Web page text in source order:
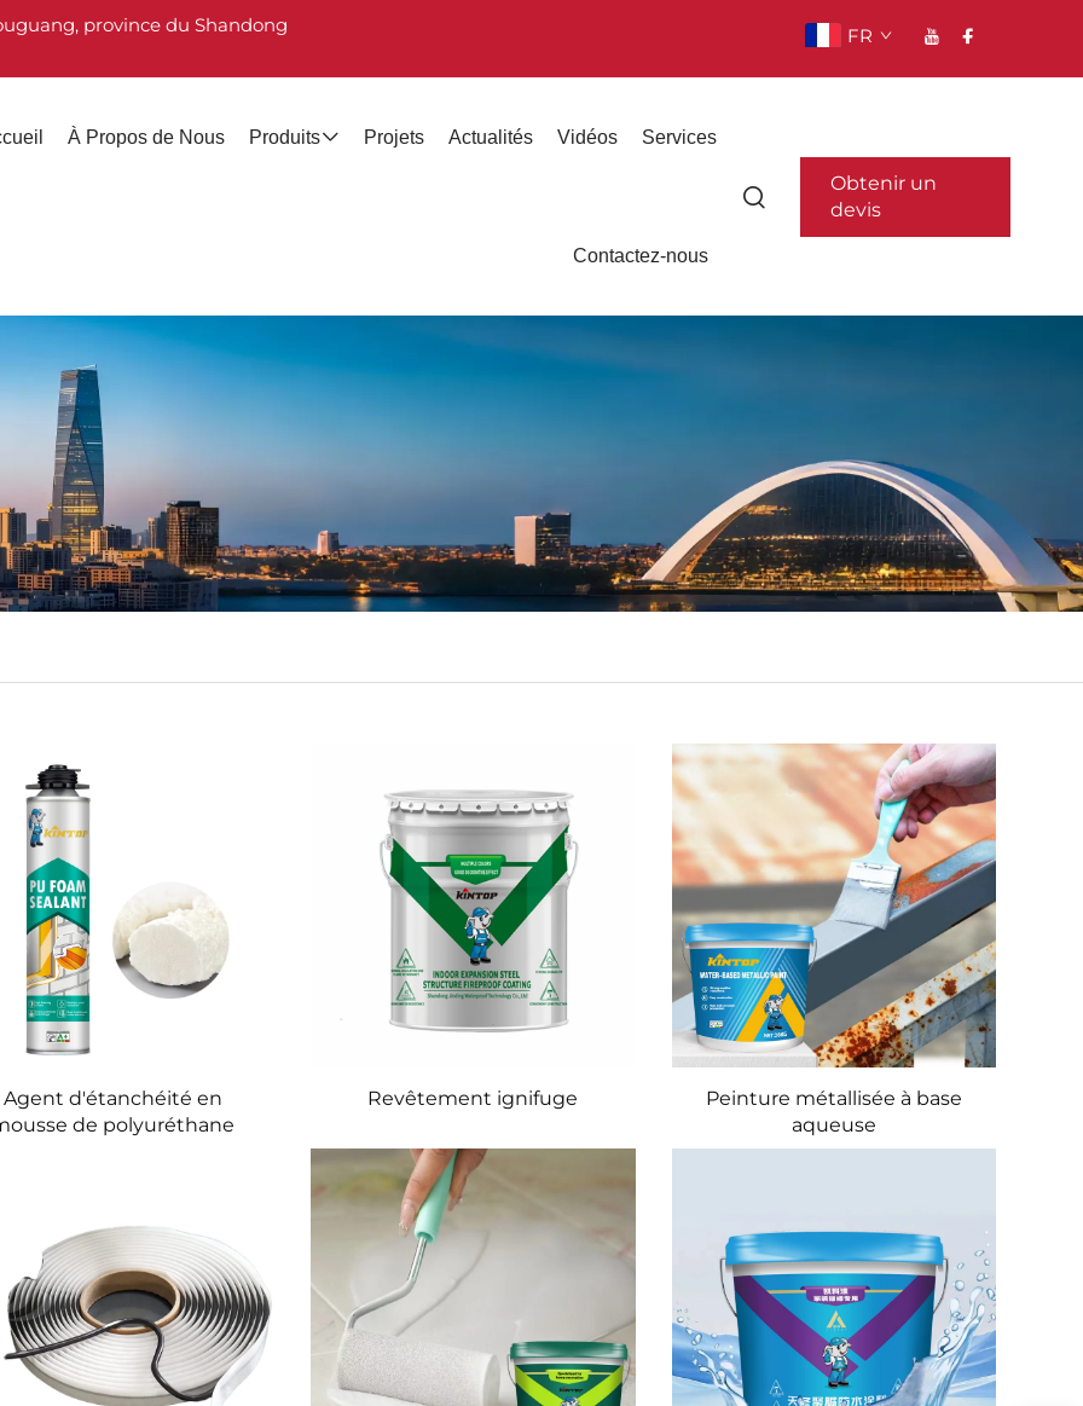
province du Shandong FR
À Propos de Nous Produits Projets Actualités Vidéos Services
Contactez-nous
Obtenir un
devis
Agent d'étanchéité en
de polyuréthane
Revêtement ignifuge
Peinture métallisée à base
aqueuse